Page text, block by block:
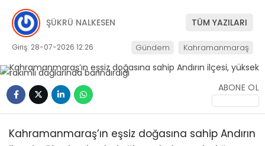
ŞÜKRÜ NALKESEN TÜM YAZILARI
Giriş: 28-07-2026 12:26 Gündem Kahramanmaraş
ABONE OL
Kahramanmaraş’ın eşsiz doğasına sahip Andırın